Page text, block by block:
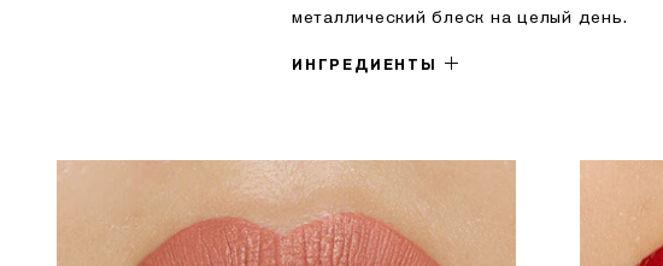
металлический блеск на целый день.
ИНГРЕДИЕНТЫ